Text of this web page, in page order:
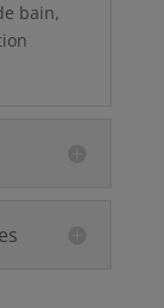
bain,